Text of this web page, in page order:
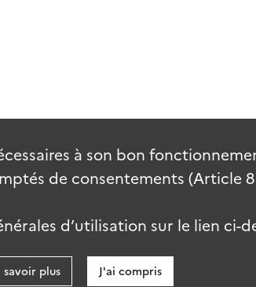
à son bon
de consentements (Article
d’utilisation sur le lien ci-
savoir plus J'ai compris